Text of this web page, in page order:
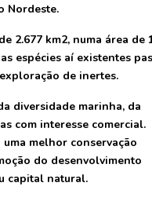
Nordeste.
2.677 km2, numa área de
espécies aí existentes
de inertes.
diversidade marinha, da
com interesse comercial.
melhor conservação
do desenvolvimento
capital natural.